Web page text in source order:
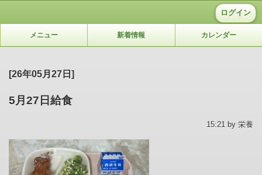
ログイン
メニュー 新着情報 カレンダー
[26年05月27日]
5月27日給食
15:21 by 栄養